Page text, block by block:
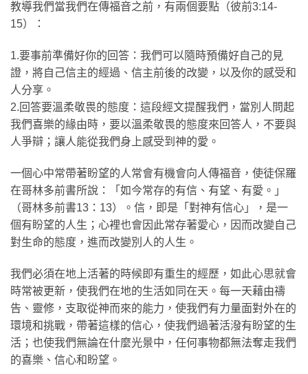
教導我們當我們在傳福音之前，有兩個要點（彼前3:14-
15）：
1.要事前準備好你的回答：我們可以隨時預備好自己的見
證，將自己信主的經過、信主前後的改變，以及你的感受和
人分享。
2.回答要溫柔敬畏的態度：這段經文提醒我們，當別人問起
我們喜樂的緣由時，要以溫柔敬畏的態度來回答人，不要與
人爭辯；讓人能從我們身上感受到神的愛。
一個心中常帶著盼望的人常會有機會向人傳福音，使徒保羅
在哥林多前書所說：「如今常存的有信、有望、有愛。」
（哥林多前書13：13）。信，即是「對神有信心」，是一
個有盼望的人生；心裡也會因此常存著愛心，因而改變自己
對生命的態度，進而改變別人的人生。
我們必須在地上活著的時候即有重生的經歷，如此心思就會
時常被更新，使我們在地的生活如同在天。每一天藉由禱
告、靈修，支取從神而來的能力，使我們有力量面對外在的
環境和挑戰，帶著這樣的信心，使我們過著活潑有盼望的生
活；也使我們無論在什麼光景中，任何事物都無法奪走我們
的喜樂、信心和盼望。